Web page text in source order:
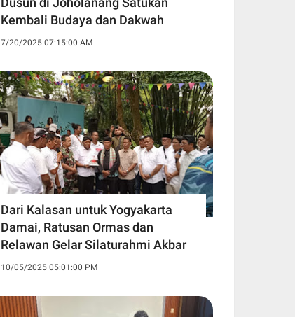
Kembali Budaya dan Dakwah
7/20/2025 07:15:00 AM
Dari Kalasan untuk Yogyakarta
Damai, Ratusan Ormas dan
Relawan Gelar Silaturahmi Akbar
10/05/2025 05:01:00 PM